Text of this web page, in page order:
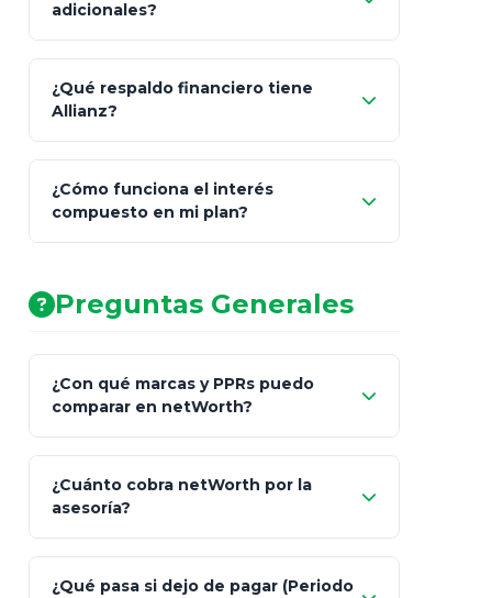
beneficiarios designados
adicionales?
¿Qué respaldo financiero tiene
Allianz?
AA (Muy Fuerte)
¿Cómo funciona el interés
compuesto en mi plan?
Preguntas Generales
¿Con qué marcas y PPRs puedo
comparar en netWorth?
¿Cuánto cobra netWorth por la
asesoría?
¿Qué pasa si dejo de pagar (Periodo